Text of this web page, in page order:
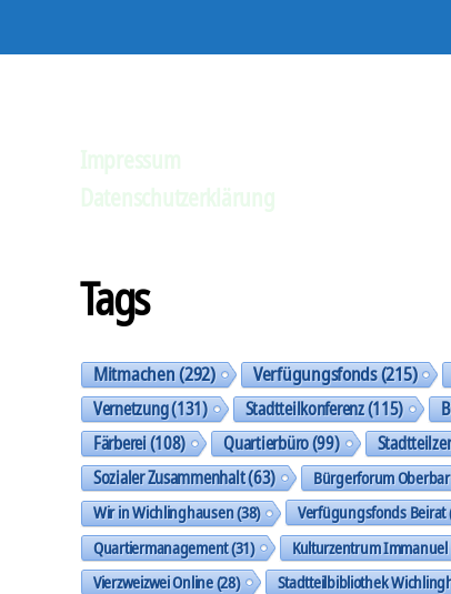
Tags
Mitmachen(292) Verfügungsfonds(215)
Vernetzung(131) Stadtteilkonferenz(115)
Färberei(108) Quartierbüro(99)
Sozialer Zusammenhalt(63) Bürgerforum
Wir in Wichlinghausen(38) Verfügungsfonds Beirat
Quartiermanagement(31) Kulturzentrum Immanuel
Vierzweizwei Online(28) Stadtteilbibliothek